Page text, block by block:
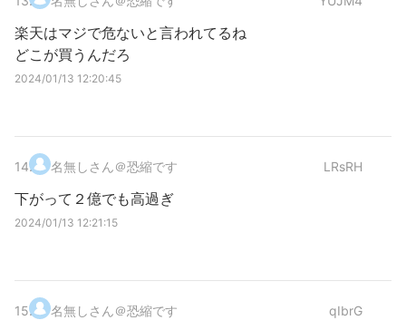
楽天はマジで危ないと言われてるね
どこが買うんだろ
2024/01/13 12:20:45
14. 名無しさん＠恐縮です LRsRH
下がって２億でも高過ぎ
2024/01/13 12:21:15
15. 名無しさん＠恐縮です qIbrG